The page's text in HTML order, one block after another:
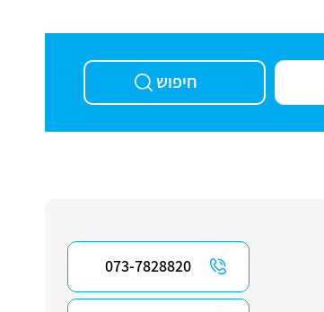
חיפוש
073-7828820